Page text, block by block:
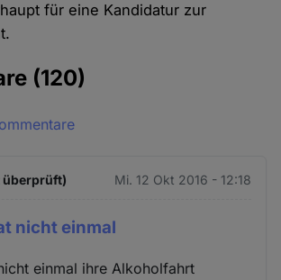
für eine Kandidatur zur
(120)
überprüft) Mi. 12 Okt 2016 - 12:18
nicht einmal
einmal ihre Alkoholfahrt